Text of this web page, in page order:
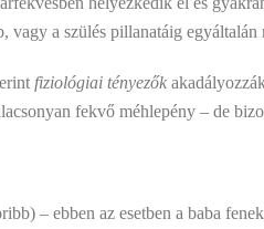
vagy a szülés pillanatáig egyáltalán
fiziológiai tényezők
fekvő méhlepény – de
– ebben az esetben a baba